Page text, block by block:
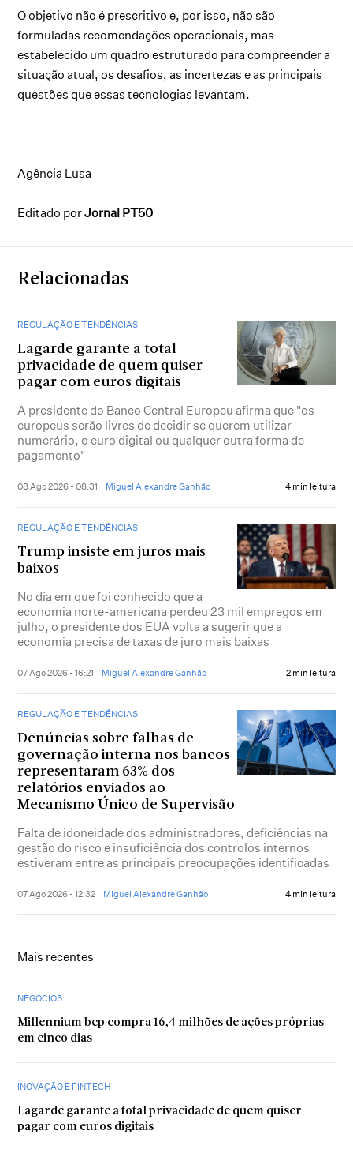
O objetivo não é prescritivo e, por isso, não são
formuladas recomendações operacionais, mas
estabelecido um quadro estruturado para compreender a
situação atual, os desafios, as incertezas e as principais
questões que essas tecnologias levantam.
Agência Lusa
Editado porJornal PT50
Relacionadas
REGULAÇÃO E TENDÊNCIAS
Lagarde garante a total
privacidade de quem quiser
pagar com euros digitais
A presidente do Banco Central Europeu afirma que "os
europeus serão livres de decidir se querem utilizar
numerário, o euro digital ou qualquer outra forma de
pagamento"
08 Ago 2026 - 08:31 Miguel Alexandre Ganhão 4 min leitura
REGULAÇÃO E TENDÊNCIAS
Trump insiste em juros mais
baixos
No dia em que foi conhecido que a
economia norte-americana perdeu 23 mil empregos em
julho, o presidente dos EUA volta a sugerir que a
economia precisa de taxas de juro mais baixas
07 Ago 2026 - 16:21 Miguel Alexandre Ganhão 2 min leitura
REGULAÇÃO E TENDÊNCIAS
Denúncias sobre falhas de
governação interna nos bancos
representaram 63% dos
relatórios enviados ao
Mecanismo Único de Supervisão
Falta de idoneidade dos administradores, deficiências na
gestão do risco e insuficiência dos controlos internos
estiveram entre as principais preocupações identificadas
07 Ago 2026 - 12:32 Miguel Alexandre Ganhão 4 min leitura
Mais recentes
NEGÓCIOS
Millennium bcp compra 16,4 milhões de ações próprias
em cinco dias
INOVAÇÃO E FINTECH
Lagarde garante a total privacidade de quem quiser
pagar com euros digitais